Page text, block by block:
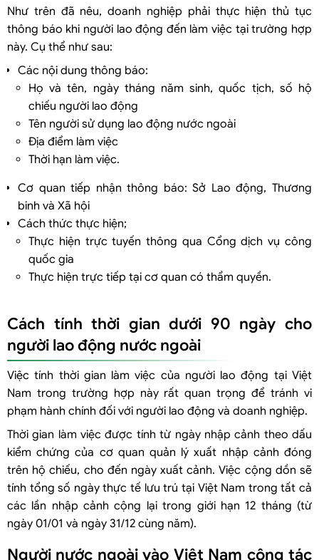
Như trên đã nêu, doanh nghiệp phải thực hiện thủ tục
thông báo khi người lao động đến làm việc tại trường hợp
này. Cụ thể như sau:
Các nội dung thông báo:
Họ và tên, ngày tháng năm sinh, quốc tịch, số hộ
chiếu người lao động
Tên người sử dụng lao động nước ngoài
Địa điểm làm việc
Thời hạn làm việc.
Cơ quan tiếp nhận thông báo: Sở Lao động, Thương
binh và Xã hội
Cách thức thực hiện;
Thực hiện trực tuyến thông qua Cổng dịch vụ công
quốc gia
Thực hiện trực tiếp tại cơ quan có thẩm quyền.
Cách tính thời gian dưới 90 ngày cho
người lao động nước ngoài
Việc tính thời gian làm việc của người lao động tại Việt
Nam trong trường hợp này rất quan trọng để tránh vi
phạm hành chính đối với người lao động và doanh nghiệp.
Thời gian làm việc được tính từ ngày nhập cảnh theo dấu
kiểm chứng của cơ quan quản lý xuất nhập cảnh đóng
trên hộ chiếu, cho đến ngày xuất cảnh. Việc cộng dồn sẽ
tính tổng số ngày thực tế lưu trú tại Việt Nam trong tất cả
các lần nhập cảnh cộng lại trong giới hạn 12 tháng (từ
ngày 01/01 và ngày 31/12 cùng năm).
Người nước ngoài vào Việt Nam công tác